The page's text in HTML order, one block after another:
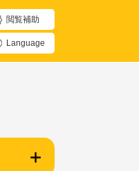
閲覧補助
Language